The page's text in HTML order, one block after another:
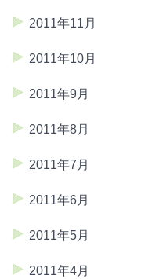
2011年11月
2011年10月
2011年9月
2011年8月
2011年7月
2011年6月
2011年5月
2011年4月